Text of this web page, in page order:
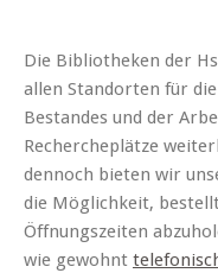
Die Bibliotheken der
allen Standorten für
Bestandes und der
Rechercheplätze
dennoch bieten wir
die Möglichkeit,
Öffnungszeiten
wie gewohnt